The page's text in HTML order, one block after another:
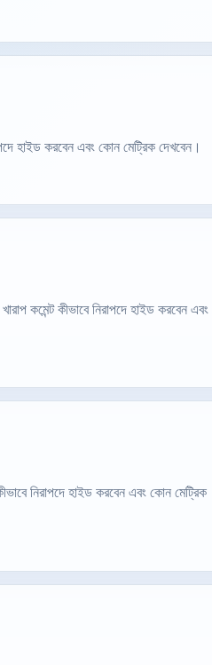
হাইড করবেন এবং কোন মেট্রিক দেখবেন।
কমেন্ট কীভাবে নিরাপদে হাইড করবেন এবং
নিরাপদে হাইড করবেন এবং কোন মেট্রিক